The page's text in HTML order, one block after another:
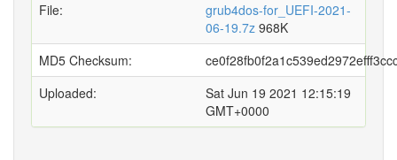
File:
grub4dos-for_UEFI-2021-
06-19.7z 968K
MD5 Checksum:
Uploaded:
Sat Jun 19 2021 12:15:19
GMT+0000